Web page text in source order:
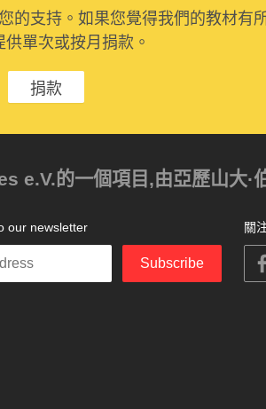
的支持。如果您覺得我們的教材有
供單次或按月捐款。
捐款
的一個項目,由亞歷山大·
關
our newsletter
Subscribe